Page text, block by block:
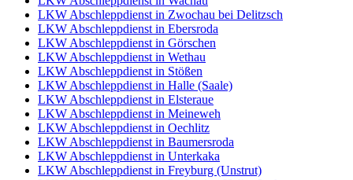
LKW Abschleppdienst in Zwochau bei Delitzsch
LKW Abschleppdienst in Ebersroda
LKW Abschleppdienst in Görschen
LKW Abschleppdienst in Wethau
LKW Abschleppdienst in Stößen
LKW Abschleppdienst in Halle (Saale)
LKW Abschleppdienst in Elsteraue
LKW Abschleppdienst in Meineweh
LKW Abschleppdienst in Oechlitz
LKW Abschleppdienst in Baumersroda
LKW Abschleppdienst in Unterkaka
LKW Abschleppdienst in Freyburg (Unstrut)